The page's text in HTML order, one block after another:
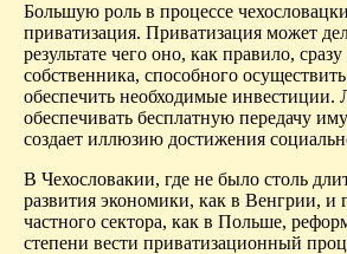
Большую роль в процессе
приватизация. Приватизация может
результате чего оно, как правило,
собственника, способного
обеспечить необходимые инвестиции.
обеспечивать бесплатную передачу
создает иллюзию достижения
В Чехословакии, где не было столь
развития экономики, как в Венгрии, и
частного сектора, как в Польше,
степени вести приватизационный